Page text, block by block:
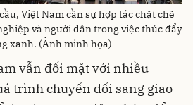
Việt Nam cần sự hợp tác chặt chẽ
và người dân trong việc thúc đẩy
xanh. (Ảnh minh họa)
vẫn đối mặt với nhiều
trình chuyển đổi sang giao